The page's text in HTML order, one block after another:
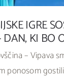
IGRE
DAN, KI BO
– Vipava
ponosom